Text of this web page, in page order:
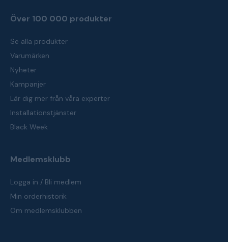
Över 100 000 produkter
Se alla produkter
Varumärken
Nyheter
Kampanjer
Lär dig mer från våra experter
Installationstjänster
Black Week
Medlemsklubb
Logga in / Bli medlem
Min orderhistorik
Om medlemsklubben